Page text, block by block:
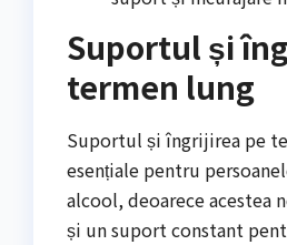
Suportul și
termen lung
Suportul și îngrijirea pe
esențiale pentru
alcool, deoarece acestea
și un suport constant